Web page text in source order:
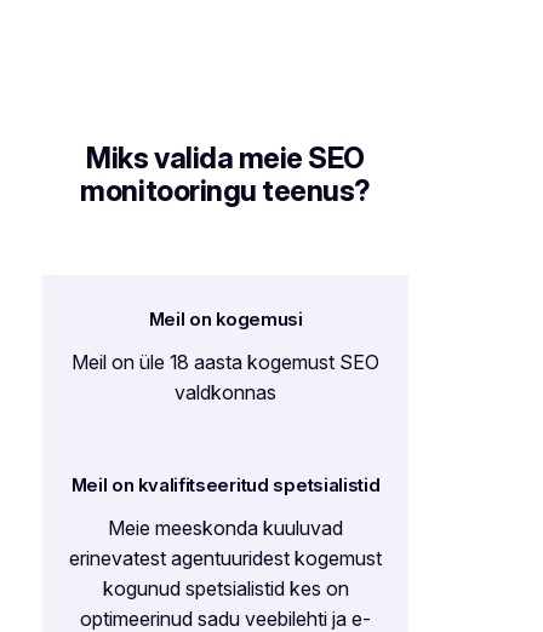
Miks valida meie SEO
monitooringu teenus?
Meil on kogemusi
Meil on üle 18 aasta kogemust SEO
valdkonnas
Meil on kvalifitseeritud spetsialistid
Meie meeskonda kuuluvad
erinevatest agentuuridest kogemust
kogunud spetsialistid kes on
optimeerinud sadu veebilehti ja e-